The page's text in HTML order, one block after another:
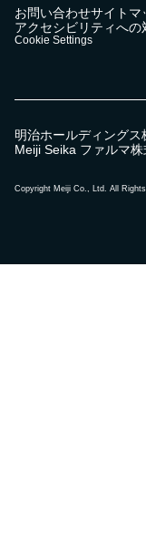
お問い合わせサイトマ
アクセシビリティへの
Cookie Settings
明治ホールディングス
Meiji Seika ファルマ株
Copyright Meiji Co., Ltd. All Rights